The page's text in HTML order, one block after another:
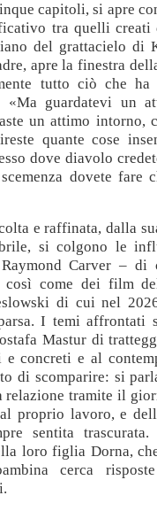
capitoli, si apre
tra quelli creati
del grattacielo di
apre la finestra
tutto ciò che ha
«Ma guardatevi un
un attimo intorno,
quante cose
dove diavolo
dovete fare
e raffinata, dalla
si colgono le
Carver – di
come dei film
di cui nel
I temi affrontati
Mastur di
e concreti e al
di scomparire: si
tramite il
proprio lavoro, e
sentita
loro figlia Dorna,
cerca